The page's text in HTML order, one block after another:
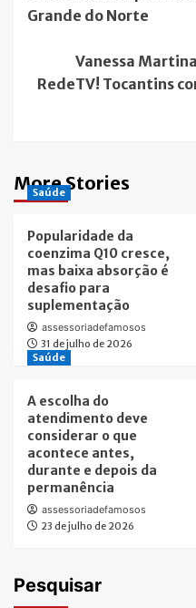
Grande do Norte
Vanessa
RedeTV! Tocantins
More Stories
Saúde
Popularidade da
coenzima Q10 cresce,
mas baixa absorção é
desafio para
suplementação
assessoriadefamosos
31 de julho de 2026
Saúde
A escolha do
atendimento deve
considerar o que
acontece antes,
durante e depois da
permanência
assessoriadefamosos
23 de julho de 2026
Pesquisar